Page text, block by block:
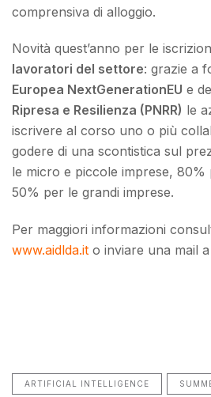
comprensiva di alloggio.
Novità quest’anno per le
lavoratori del settore: grazie a
Europea NextGenerationEU e
Ripresa e Resilienza (PNRR) le
iscrivere al corso uno o più
godere di una scontistica sul
le micro e piccole imprese, 80%
50% per le grandi imprese.
Per maggiori informazioni
www.aidlda.it o inviare una mail a
ARTIFICIAL INTELLIGENCE